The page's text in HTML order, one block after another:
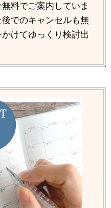
料でご案内していま
でのキャンセルも無
けてゆっくり検討出